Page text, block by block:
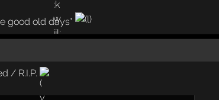
good old days*
/ R.I.P.